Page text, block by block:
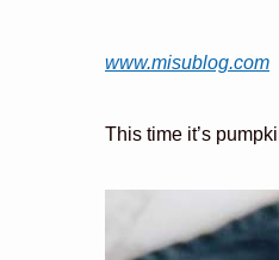
www.misublog.com
This time it’s